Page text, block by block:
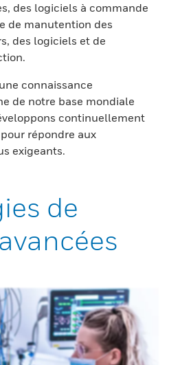
des logiciels à commande
de manutention des
des logiciels et de
connaissance
de notre base mondiale
continuellement
répondre aux
exigeants.
de